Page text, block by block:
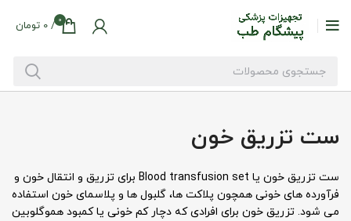
0
/
0 تومان
ست تزریق خون
ست تزریق خون یا Blood transfusion set برای تزریق و انتقال خون و
فرآورده های خونی همچون پلاکت ها، گلبول ها و پلاسمای خون استفاده
می شود. تزریق خون برای افرادی که دچار کم خونی یا کمبود هموگلوبین